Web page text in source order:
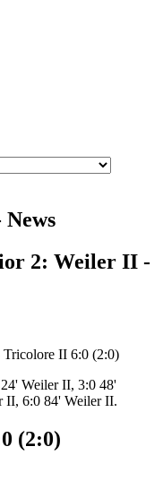
2: Weiler II -
Tricolore II 6:0 (2:0)
Weiler II, 3:0 48'
II, 6:0 84' Weiler II.
(2:0)